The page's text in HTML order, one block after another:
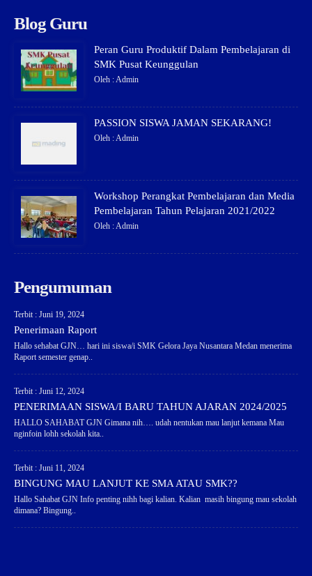
Blog Guru
Peran Guru Produktif Dalam Pembelajaran di
SMK Pusat Keunggulan
Oleh : Admin
PASSION SISWA JAMAN SEKARANG!
Oleh : Admin
Workshop Perangkat Pembelajaran dan Media
Pembelajaran Tahun Pelajaran 2021/2022
Oleh : Admin
Pengumuman
Terbit : Juni 19, 2024
Penerimaan Raport
Hallo sehabat GJN… hari ini siswa/i SMK Gelora Jaya Nusantara Medan menerima
Raport semester genap..
Terbit : Juni 12, 2024
PENERIMAAN SISWA/I BARU TAHUN AJARAN 2024/2025
HALLO SAHABAT GJN Gimana nih…. udah nentukan mau lanjut kemana Mau
nginfoin lohh sekolah kita..
Terbit : Juni 11, 2024
BINGUNG MAU LANJUT KE SMA ATAU SMK??
Hallo Sahabat GJN Info penting nihh bagi kalian. Kalian masih bingung mau sekolah
dimana? Bingung..